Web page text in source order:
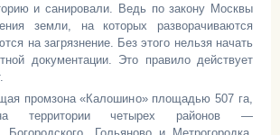
и санировали. Ведь по закону Москвы
земли, на которых разворачиваются
на загрязнение. Без этого нельзя начать
документации. Это правило действует
промзона «Калошино» площадью 507 га,
территории четырех районов —